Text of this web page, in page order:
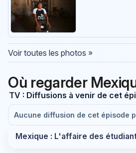
Voir toutes les photos »
Où regarder
TV : Diffusions à venir de cet
Aucune diffusion de cet épisode
Mexique : L'affaire des